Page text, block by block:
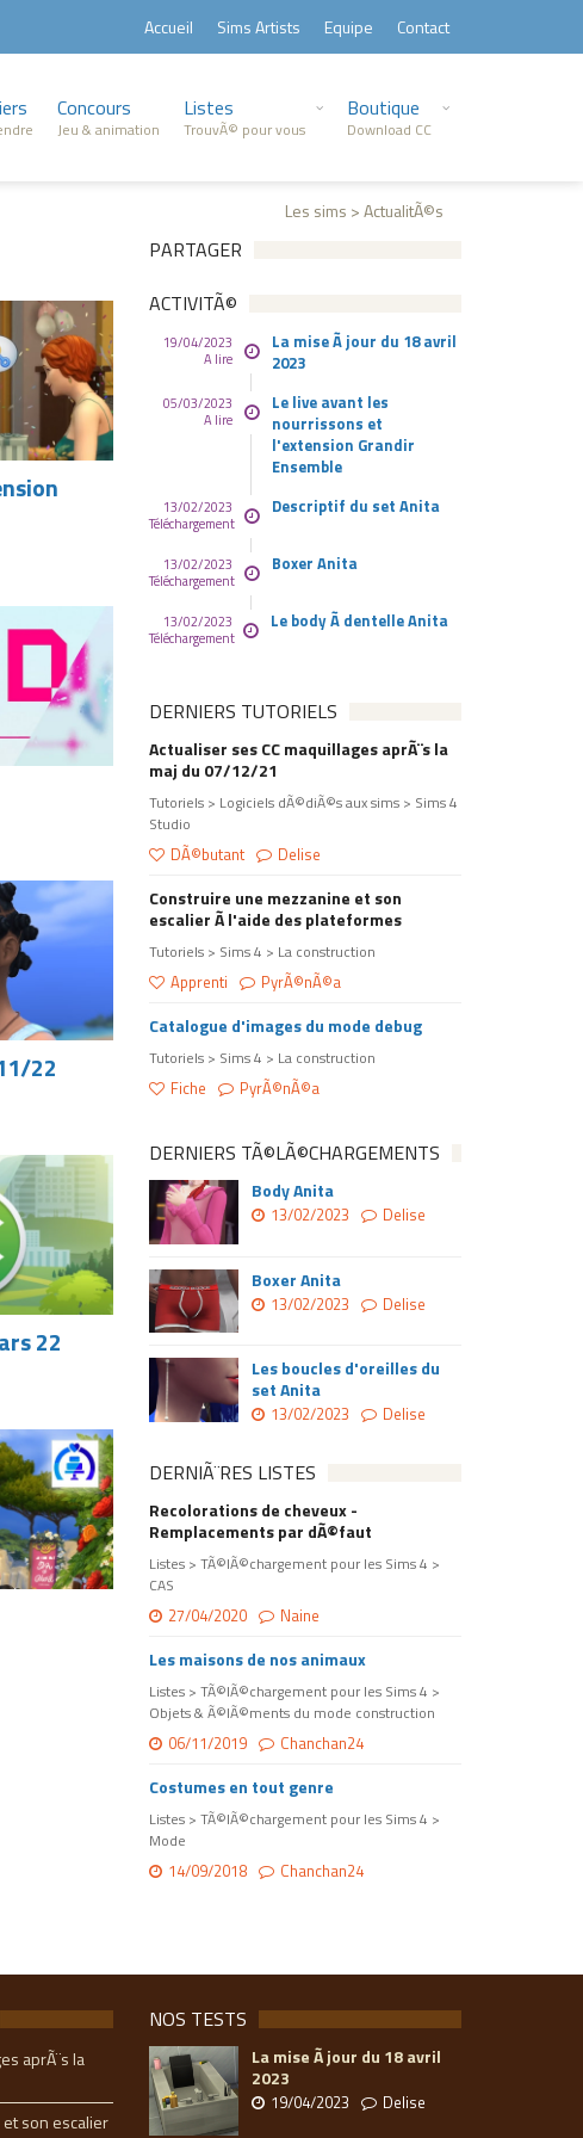
Accueil Sims Artists Equipe Contact
Concours
Jeu & animation
Listes
TrouvÃ© pour vous
Boutique
Download CC
Les sims > ActualitÃ©s
22
22
PARTAGER
ACTIVITÃ©
19/04/2023
A lire
La mise Ã jour du 18 avril
2023
05/03/2023
A lire
Le live avant les
nourrissons et
l'extension Grandir
Ensemble
13/02/2023
Téléchargement
Descriptif du set Anita
13/02/2023
Téléchargement
Boxer Anita
13/02/2023
Téléchargement
Le body Ã dentelle Anita
DERNIERS TUTORIELS
Actualiser ses CC maquillages aprÃ¨s la
maj du 07/12/21
Tutoriels > Logiciels dÃ©diÃ©s aux sims > Sims 4
Studio
DÃ©butant Delise
Construire une mezzanine et son
escalier Ã l'aide des plateformes
Tutoriels > Sims 4 > La construction
Apprenti PyrÃ©nÃ©a
Catalogue d'images du mode debug
Tutoriels > Sims 4 > La construction
Fiche PyrÃ©nÃ©a
DERNIERS TÃ©LÃ©CHARGEMENTS
Body Anita
13/02/2023 Delise
Boxer Anita
13/02/2023 Delise
Les boucles d'oreilles du
set Anita
13/02/2023 Delise
DERNIÃ¨RES LISTES
Recolorations de cheveux -
Remplacements par dÃ©faut
Listes > TÃ©lÃ©chargement pour les Sims 4 >
CAS
27/04/2020 Naine
Les maisons de nos animaux
Listes > TÃ©lÃ©chargement pour les Sims 4 >
Objets & Ã©lÃ©ments du mode construction
06/11/2019 Chanchan24
Costumes en tout genre
Listes > TÃ©lÃ©chargement pour les Sims 4 >
Mode
14/09/2018 Chanchan24
aprÃ¨s la
son escalier
NOS TESTS
La mise Ã jour du 18 avril
2023
19/04/2023 Delise